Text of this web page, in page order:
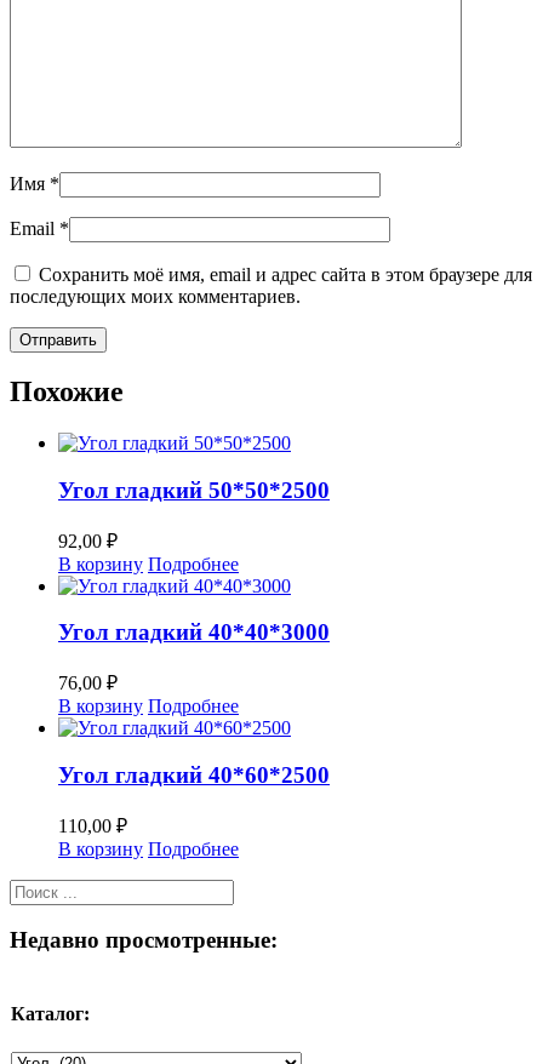
Имя *
Email *
Сохранить моё имя, email и адрес сайта в этом браузере для
последующих моих комментариев.
Похожие
Угол гладкий 50*50*2500
92,00 ₽
В корзину Подробнее
Угол гладкий 40*40*3000
76,00 ₽
В корзину Подробнее
Угол гладкий 40*60*2500
110,00 ₽
В корзину Подробнее
Недавно просмотренные:
Каталог: